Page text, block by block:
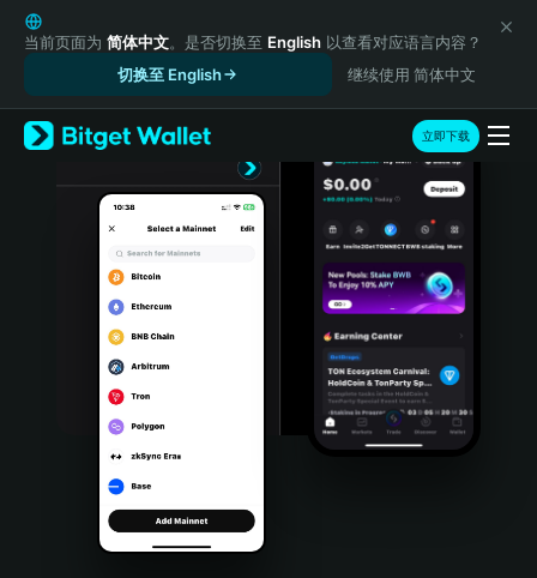
English
日本語
Русский
Español (Latinoamérica)
Türkçe
Português (Portugal)
Bahasa Indonesia
Português (Brasil)
Español (Argentina)
当前页面为 简体中文。是否切换至 English 以查看对应语言内容？
切换至 English
继续使用 简体中文
立即下载